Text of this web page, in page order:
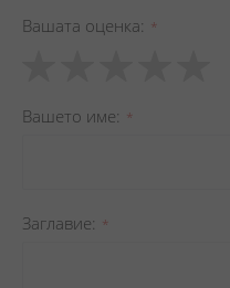
Вашата оценка
star
stars
stars
stars
stars
Вашето име
Заглавиe